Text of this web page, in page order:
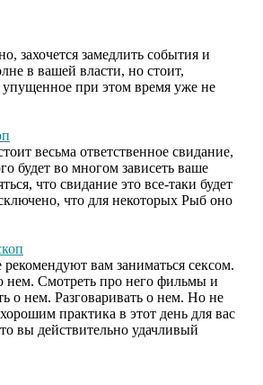
захочется замедлить события и
в вашей власти, но стоит,
упущенное при этом время уже не
весьма ответственное свидание,
будет во многом зависеть ваше
что свидание это все-таки будет
что для некоторых Рыб оно
рекомендуют вам заниматься сексом.
Смотреть про него фильмы и
о нем. Разговаривать о нем. Но не
практика в этот день для вас
вы действительно удачливый